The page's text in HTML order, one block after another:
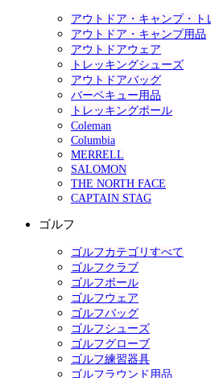
アウトドア・キャンプ・
アウトドア・キャンプ用品
アウトドアウェア
トレッキングシューズ
アウトドアバッグ
バーベキュー用品
トレッキングポール
Coleman
Columbia
MERRELL
SALOMON
THE NORTH FACE
CAPTAIN STAG
ゴルフ
ゴルフカテゴリすべて
ゴルフクラブ
ゴルフボール
ゴルフウェア
ゴルフバッグ
ゴルフシューズ
ゴルフグローブ
ゴルフ練習器具
ゴルフラウンド用品